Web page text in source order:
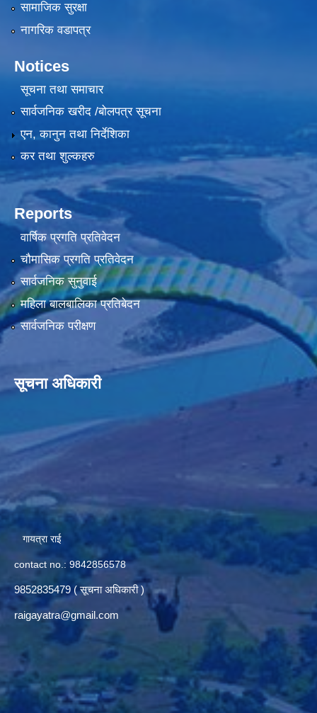
सामाजिक सुरक्षा
नागरिक वडापत्र
Notices
सूचना तथा समाचार
सार्वजनिक खरीद /बोलपत्र सूचना
एन, कानुन तथा निर्देशिका
कर तथा शुल्कहरु
Reports
वार्षिक प्रगति प्रतिवेदन
चौमासिक प्रगति प्रतिवेदन
सार्वजनिक सुनुवाई
महिला बालबालिका प्रतिबेदन
सार्वजनिक परीक्षण
सूचना अधिकारी
गायत्रा राई
contact no.: 9842856578
9852835479 ( सूचना अधिकारी )
raigayatra@gmail.com